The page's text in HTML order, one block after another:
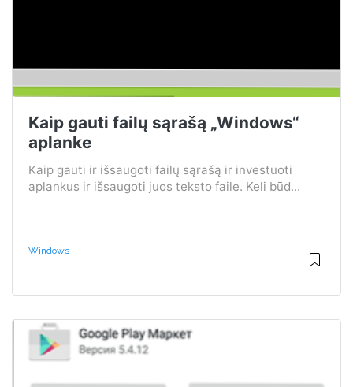
Kaip gauti failų sąrašą „Windows“
aplanke
Kaip gauti ir išsaugoti failų sąrašą ir investuoti
aplankus ir išsaugoti juos teksto faile. Keli būd...
Windows